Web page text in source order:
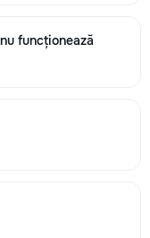
funcționează